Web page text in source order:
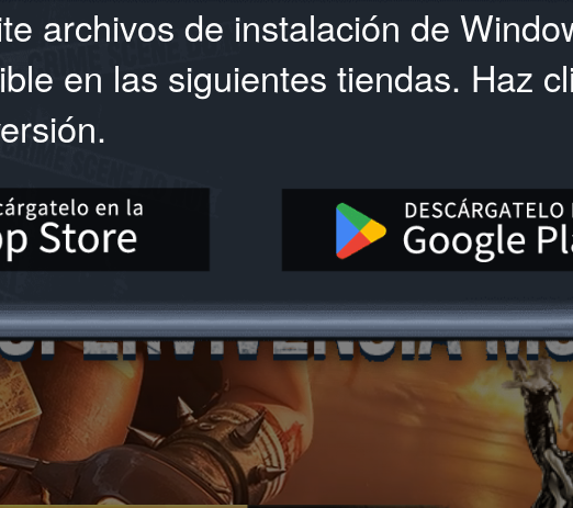
archivos de instalación de
en las siguientes tiendas. Haz